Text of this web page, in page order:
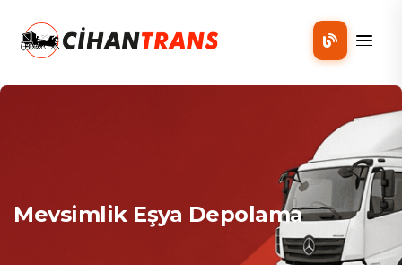
Mobil
Mevsimlik Eşya Depolama